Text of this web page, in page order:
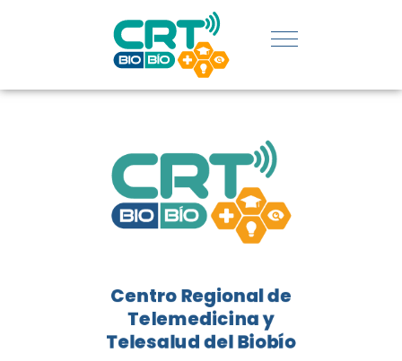
REGIÓN:
CONOCE
LOGROS
DE CRT
BIOBÍO
El Centro Regional de
Telemedicina y Telesalud del
Centro Regional de
Telemedicina y
Telesalud del Biobío